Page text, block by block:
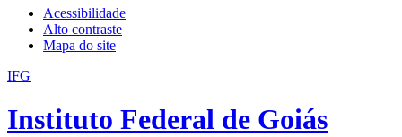
Acessibilidade
Alto contraste
Mapa do site
IFG
Instituto Federal de Goiás